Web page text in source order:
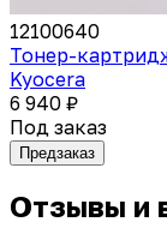
12100640
Тонер-
Kyocera
6 940 ₽
Под заказ
Предзаказ
Отзывы и